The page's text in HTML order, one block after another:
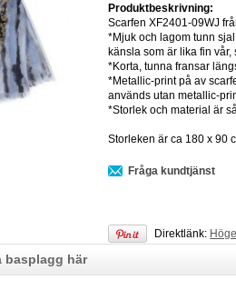
Produktbeskrivning:
Scarfen XF2401-09WJ
*Mjuk och lagom tunn
känsla som är lika fin vår,
*Korta, tunna fransar
*Metallic-print på av
används utan metallic-
*Storlek och material är
Storleken är ca 180 x 90
Fråga kundtjänst
Direktlänk:
basplagg här